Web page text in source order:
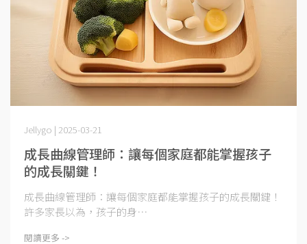
成長曲線管理師：讓每個家庭都能掌握孩子
的成長關鍵！
Jellygo | 2025-03-21
成長曲線管理師：讓每個家庭都能掌握孩子的成長關鍵！
許多家長以為，孩子的身⋯
閱讀更多 ->